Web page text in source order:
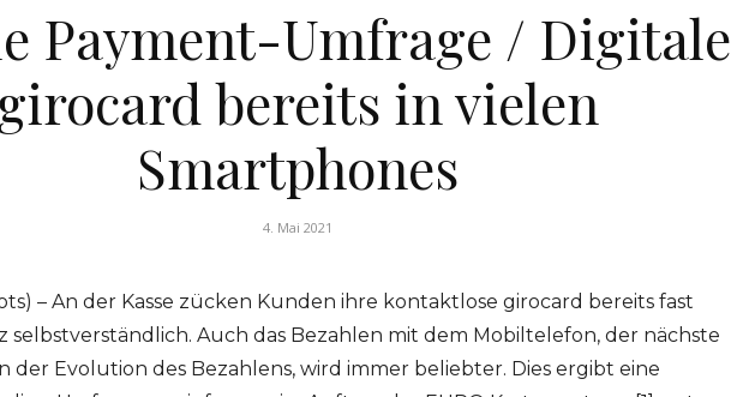
Payment-Umfrage / Digitale
girocard bereits in vielen
Smartphones
4. Mai 2021
– An der Kasse zücken Kunden ihre kontaktlose girocard bereits fast
selbstverständlich. Auch das Bezahlen mit dem Mobiltelefon, der nächste
der Evolution des Bezahlens, wird immer beliebter. Dies ergibt eine